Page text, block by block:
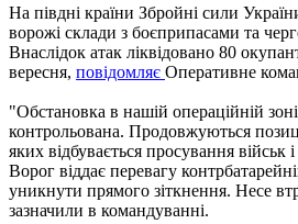
На півдні країни Збройні сили
ворожі склади з боєприпасами та
Внаслідок атак ліквідовано 80
вересня, повідомляє Оперативне
"Обстановка в нашій операційній
контрольована. Продовжуються
яких відбувається просування військ
Ворог віддає перевагу
уникнути прямого зіткнення. Несе
зазначили в командуванні.